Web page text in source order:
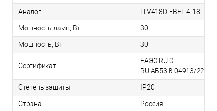
Аналог LLV418D-EBFL-4-18
Мощность ламп, Вт 30
Мощность, Вт 30
Сертификат
ЕАЭС RU С-
RU.АБ53.В.04913/22
Степень защиты IP20
Страна Россия